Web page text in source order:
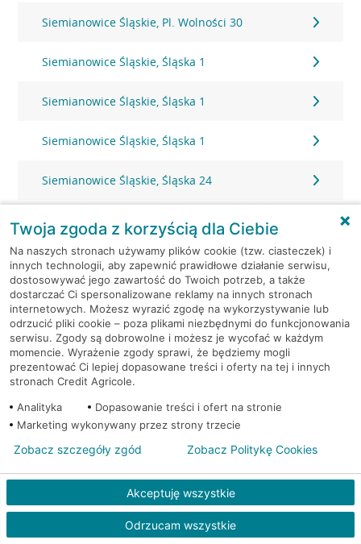
Siemianowice Śląskie, Pl. Wolności 30
Siemianowice Śląskie, Śląska 1
Siemianowice Śląskie, Śląska 1
Siemianowice Śląskie, Śląska 1
Siemianowice Śląskie, Śląska 24
Siemianowice Śląskie, Wyzwolenia 13
Sosnowiec, 3 Maja 20
Sosnowiec, Baczyńskiego 25D
Sosnowiec, Bohaterów Monte Cassino 48A
Sosnowiec, Braci Mieroszewskich 2
Sosnowiec, Braci Mieroszewskich 2
Sosnowiec, Braci Mieroszewskich 51
Sosnowiec, Długosza 80
Sosnowiec, Gen. Stefana Grota-Roweckiego 40
Twoja zgoda z korzyścią dla Ciebie
Na naszych stronach używamy plików cookie (tzw. ciasteczek) i
innych technologii, aby zapewnić prawidłowe działanie serwisu,
dostosowywać jego zawartość do Twoich potrzeb, a także
dostarczać Ci spersonalizowane reklamy na innych stronach
internetowych. Możesz wyrazić zgodę na wykorzystywanie lub
odrzucić pliki cookie – poza plikami niezbędnymi do funkcjonowania
serwisu. Zgody są dobrowolne i możesz je wycofać w każdym
momencie. Wyrażenie zgody sprawi, że będziemy mogli
prezentować Ci lepiej dopasowane treści i oferty na tej i innych
stronach Credit Agricole.
Analityka
Dopasowanie treści i ofert na stronie
Marketing wykonywany przez strony trzecie
Akceptuję wszystkie
Odrzucam wszystkie
Zobacz szczegóły zgód Zobacz Politykę Cookies